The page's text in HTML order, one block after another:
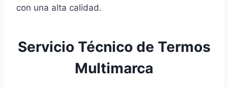
con una alta calidad.
Servicio Técnico de Termos
Multimarca